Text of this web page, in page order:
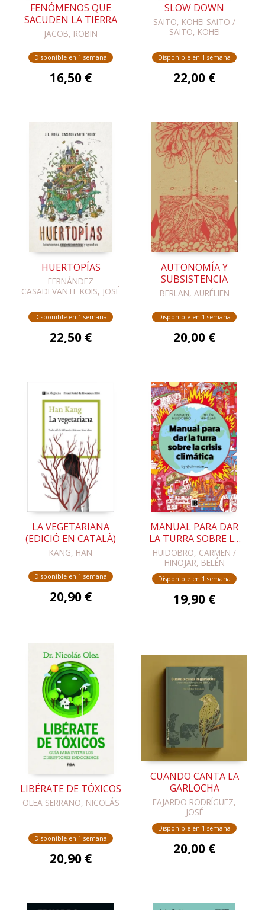
FENÓMENOS QUE
SACUDEN LA TIERRA
JACOB, ROBIN
Disponible en 1 semana
16,50 €
SLOW DOWN
SAITO, KOHEI SAITO /
SAITO, KOHEI
Disponible en 1 semana
22,00 €
HUERTOPÍAS
FERNÁNDEZ
CASADEVANTE KOIS, JOSÉ
Disponible en 1 semana
22,50 €
AUTONOMÍA Y
SUBSISTENCIA
BERLAN, AURÉLIEN
Disponible en 1 semana
20,00 €
LA VEGETARIANA
(EDICIÓ EN CATALÀ)
KANG, HAN
Disponible en 1 semana
20,90 €
MANUAL PARA DAR
LA TURRA SOBRE LA
CRISIS CLIMÁTICA
HUIDOBRO, CARMEN /
HINOJAR, BELÉN
Disponible en 1 semana
19,90 €
LIBÉRATE DE TÓXICOS
OLEA SERRANO, NICOLÁS
Disponible en 1 semana
20,90 €
CUANDO CANTA LA
GARLOCHA
FAJARDO RODRÍGUEZ,
JOSÉ
Disponible en 1 semana
20,00 €